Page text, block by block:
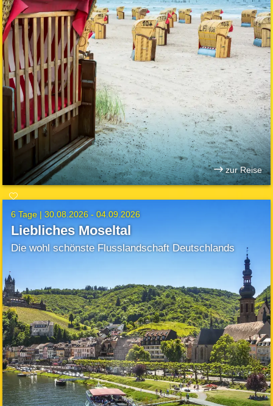
zur Reise
6 Tage |30.08.2026 - 04.09.2026
Liebliches Moseltal
Die wohl schönste Flusslandschaft Deutschlands